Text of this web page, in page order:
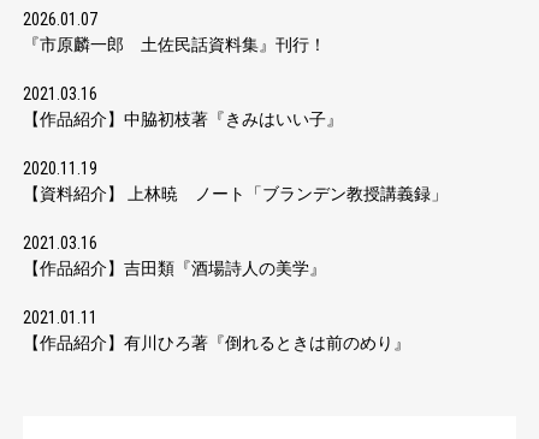
2026.01.07
『市原麟一郎 土佐民話資料集』刊行！
2021.03.16
【作品紹介】中脇初枝著『きみはいい子』
2020.11.19
【資料紹介】 上林暁 ノート「ブランデン教授講義録」
2021.03.16
【作品紹介】吉田類『酒場詩人の美学』
2021.01.11
【作品紹介】有川ひろ著『倒れるときは前のめり』